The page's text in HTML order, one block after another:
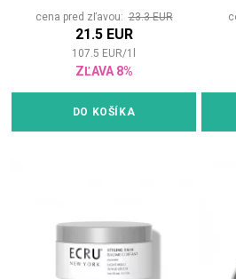
cena pred zľavou:23.3 EUR
21.5 EUR
107.5 EUR/1
ZĽAVA 8%
DO KOŠÍKA